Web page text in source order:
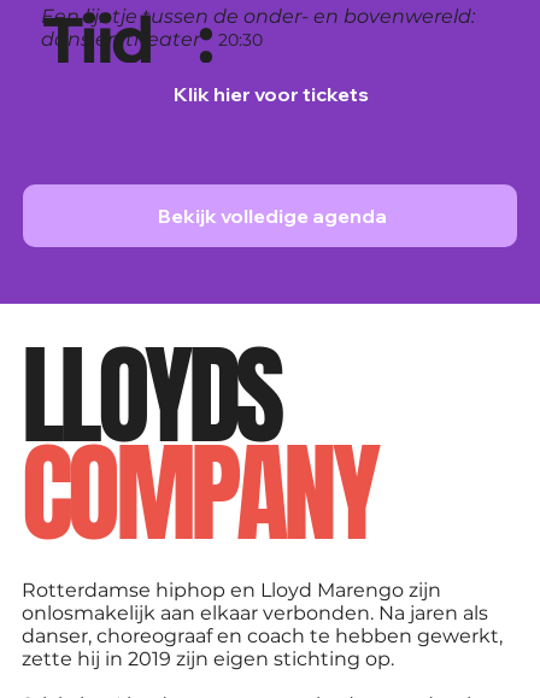
LLOYDS
COMPANY
Rotterdamse hiphop en Lloyd Marengo zijn
onlosmakelijk aan elkaar verbonden. Na jaren als
danser, choreograaf en coach te hebben gewerkt,
zette hij in 2019 zijn eigen stichting op.
Tijd : 20:30
Theater Zuidplein, Rotterdam
Klik hier voor tickets
Een lijntje tussen de onder- en bovenwereld:
dans én theater
Bekijk volledige agenda